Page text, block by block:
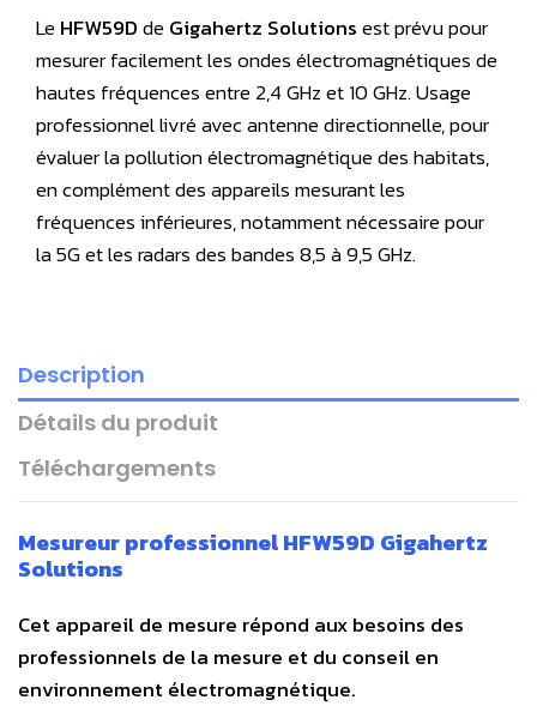
LeHFW59DdeGigahertz Solutionsest prévu pour
mesurer facilement les ondes électromagnétiques de
hautes fréquences entre 2,4 GHz et 10 GHz. Usage
professionnel livré avec antenne directionnelle, pour
évaluer la pollution électromagnétique des habitats,
en complément des appareils mesurant les
fréquences inférieures, notamment nécessaire pour
la 5G et les radars des bandes 8,5 à 9,5 GHz.
Description
Détails du produit
Téléchargements
Mesureur professionnel HFW59D Gigahertz
Solutions
Cet appareil de mesure répond aux besoins des
professionnels de la mesure et du conseil en
environnement électromagnétique.